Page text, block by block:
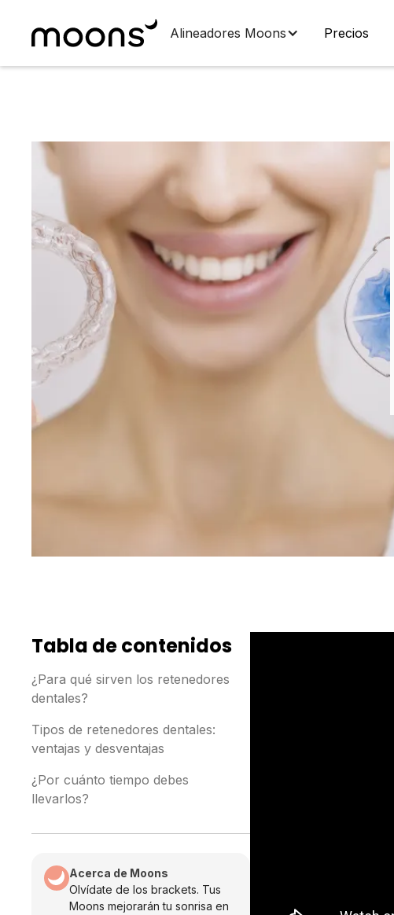
Alineadores Moons Precios
Tabla de contenidos
¿Para qué sirven los retenedores
dentales?
Tipos de retenedores dentales:
ventajas y desventajas
¿Por cuánto tiempo debes
llevarlos?
Acerca de Moons
Olvídate de los brackets. Tus
Moons mejorarán tu sonrisa en